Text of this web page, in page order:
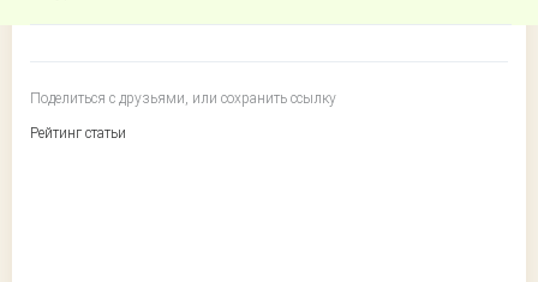
Поделиться с друзьями, или сохранить ссылку
Рейтинг статьи